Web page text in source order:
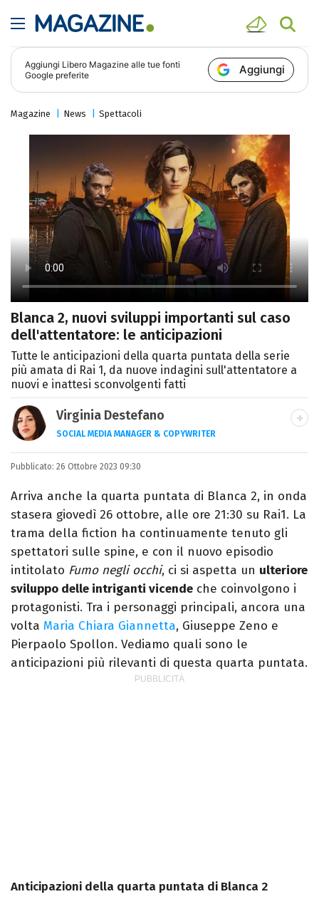
Aggiungi Libero Magazine alle tue fonti
Google preferite
Aggiungi
Magazine News Spettacoli
Blanca 2, nuovi sviluppi importanti sul caso
dell'attentatore: le anticipazioni
Tutte le anticipazioni della quarta puntata della serie
più amata di Rai 1, da nuove indagini sull'attentatore a
nuovi e inattesi sconvolgenti fatti
Virginia Destefano
SOCIAL MEDIA MANAGER & COPYWRITER
Una passione smisurata per le serie TV.
videomaking e scrittura sono il mio
passatempo preferito.
Pubblicato: 26 Ottobre 2023 09:30
Arriva anche la quarta puntata di Blanca 2, in onda
stasera giovedì 26 ottobre, alle ore 21:30 su Rai1. La
trama della fiction ha continuamente tenuto gli
spettatori sulle spine, e con il nuovo episodio
intitolato Fumo negli occhi, ci si aspetta un ulteriore
sviluppo delle intriganti vicende che coinvolgono i
protagonisti. Tra i personaggi principali, ancora una
volta Maria Chiara Giannetta, Giuseppe Zeno e
Pierpaolo Spollon. Vediamo quali sono le
anticipazioni più rilevanti di questa quarta puntata.
Anticipazioni della quarta puntata di Blanca 2